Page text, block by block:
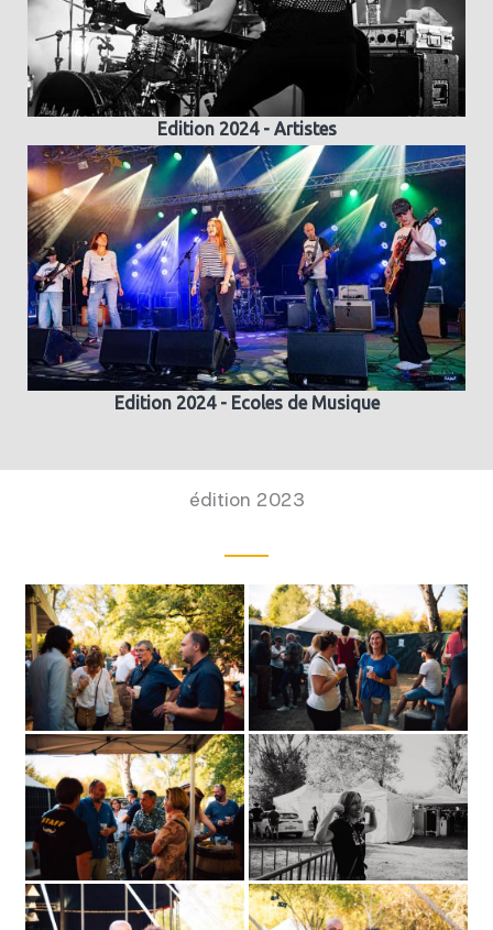
Edition 2024 - Artistes
Edition 2024 - Ecoles de Musique
édition 2023